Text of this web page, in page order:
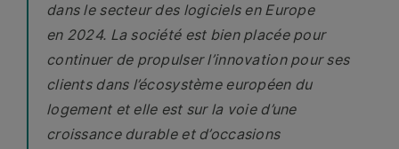
dans le secteur des logiciels en Europe
en 2024. La société est bien placée pour
continuer de propulser l’innovation pour ses
clients dans l’écosystème européen du
logement et elle est sur la voie d’une
croissance durable et d’occasions